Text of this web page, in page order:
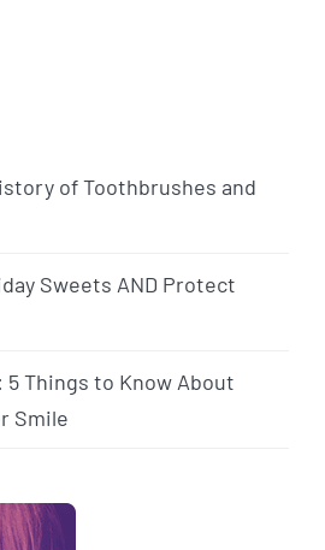
of Toothbrushes and
Sweets AND Protect
Things to Know About
Smile